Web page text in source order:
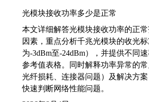
光模块接收功率多少是正常
本文详细解答光模块接收功率的正
因素，重点分析千兆光模块的收光
为-3dBm至-24dBm），并提供不同
参考值表格。同时解释功率异常的
光纤损耗、连接器问题）及解决方
快速判断网络性能问题。